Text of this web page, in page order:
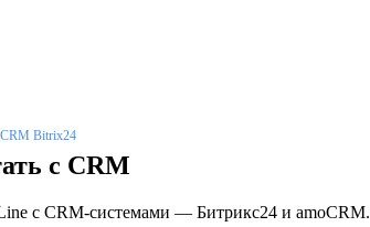
Bitrix24
с CRM
с CRM-системами — Битрикс24 и amoCRM.